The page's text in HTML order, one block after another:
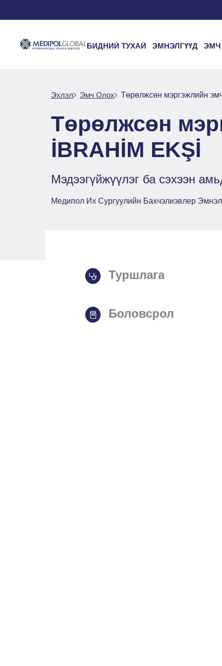
БИДНИЙ ТУХАЙ ЭМНЭЛГҮҮД ЭМЧ
Эхлэл Эмч Oлох Төрөлжсөн мэргэжлийн
Төрөлжсөн
İBRAHİM EKŞİ
Мэдээгүйжүүлэг ба сэхээн
Медипол Их Сургуулийн Бахчэлиэвлер
Туршлага
Боловсрол